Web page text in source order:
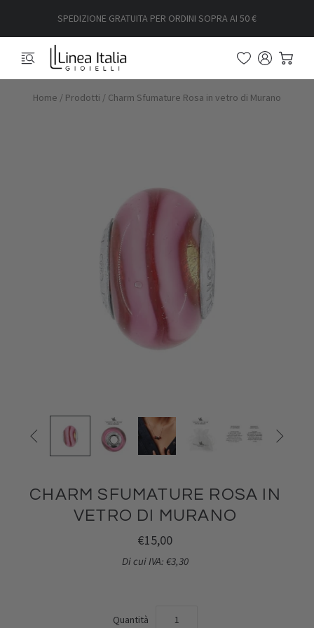
SPEDIZIONE GRATUITA PER ORDINI SOPRA AI 50 €
Home / Prodotti / Charm Sfumature Rosa in vetro di Murano
 
CHARM SFUMATURE ROSA IN
VETRO DI MURANO
€15,00
Di cui IVA: €3,30
Quantità